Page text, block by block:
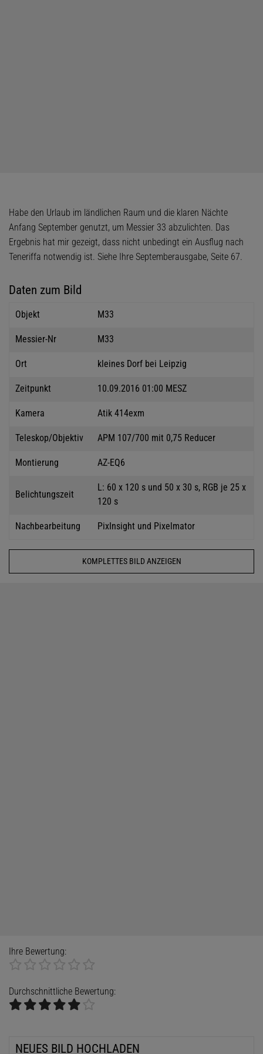
Habe den Urlaub im ländlichen Raum und die klaren Nächte
Anfang September genutzt, um Messier 33 abzulichten. Das
Ergebnis hat mir gezeigt, dass nicht unbedingt ein Ausflug nach
Teneriffa notwendig ist. Siehe Ihre Septemberausgabe, Seite 67.
Daten zum Bild
Objekt M33
Messier-Nr M33
Ort kleines Dorf bei Leipzig
Zeitpunkt 10.09.2016 01:00 MESZ
Kamera Atik 414exm
Teleskop/Objektiv APM 107/700 mit 0,75 Reducer
Montierung AZ-EQ6
Belichtungszeit
L: 60 x 120 s und 50 x 30 s, RGB je 25 x
120 s
Nachbearbeitung PixInsight und Pixelmator
KOMPLETTES BILD ANZEIGEN
Ihre Bewertung:
Durchschnittliche Bewertung:
NEUES BILD HOCHLADEN